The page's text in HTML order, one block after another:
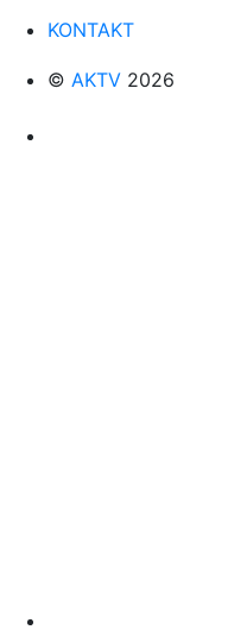
KONTAKT
© AKTV 2026